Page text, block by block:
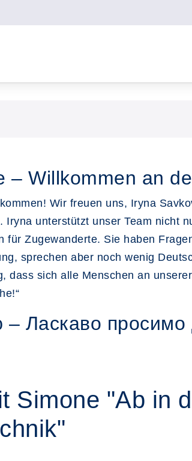
– Willkommen an
Wir freuen uns, Iryna
unterstützt unser Team nicht
Zugewanderte. Sie haben
sprechen aber noch wenig
dass sich alle Menschen an
Ласкаво просимо
Simone "Ab in